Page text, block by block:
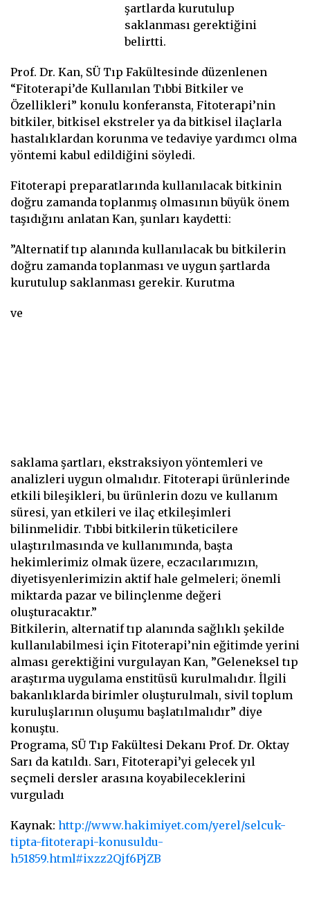
şartlarda kurutulup
saklanması gerektiğini
belirtti.
Prof. Dr. Kan, SÜ Tıp Fakültesinde düzenlenen
“Fitoterapi’de Kullanılan Tıbbi Bitkiler ve
Özellikleri” konulu konferansta, Fitoterapi’nin
bitkiler, bitkisel ekstreler ya da bitkisel ilaçlarla
hastalıklardan korunma ve tedaviye yardımcı olma
yöntemi kabul edildiğini söyledi.
Fitoterapi preparatlarında kullanılacak bitkinin
doğru zamanda toplanmış olmasının büyük önem
taşıdığını anlatan Kan, şunları kaydetti:
”Alternatif tıp alanında kullanılacak bu bitkilerin
doğru zamanda toplanması ve uygun şartlarda
kurutulup saklanması gerekir. Kurutma
ve
saklama şartları, ekstraksiyon yöntemleri ve
analizleri uygun olmalıdır. Fitoterapi ürünlerinde
etkili bileşikleri, bu ürünlerin dozu ve kullanım
süresi, yan etkileri ve ilaç etkileşimleri
bilinmelidir. Tıbbi bitkilerin tüketicilere
ulaştırılmasında ve kullanımında, başta
hekimlerimiz olmak üzere, eczacılarımızın,
diyetisyenlerimizin aktif hale gelmeleri; önemli
miktarda pazar ve bilinçlenme değeri
oluşturacaktır.”
Bitkilerin, alternatif tıp alanında sağlıklı şekilde
kullanılabilmesi için Fitoterapi’nin eğitimde yerini
alması gerektiğini vurgulayan Kan, ”Geleneksel tıp
araştırma uygulama enstitüsü kurulmalıdır. İlgili
bakanlıklarda birimler oluşturulmalı, sivil toplum
kuruluşlarının oluşumu başlatılmalıdır” diye
konuştu.
Programa, SÜ Tıp Fakültesi Dekanı Prof. Dr. Oktay
Sarı da katıldı. Sarı, Fitoterapi’yi gelecek yıl
seçmeli dersler arasına koyabileceklerini
vurguladı
Kaynak: http://www.hakimiyet.com/yerel/selcuk-
tipta-fitoterapi-konusuldu-
h51859.html#ixzz2Qjf6PjZB